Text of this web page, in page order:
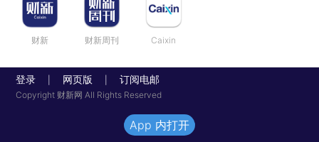
财新 财新周刊 Caixin
登录 网页版 订阅电邮
Copyright 财新网 All Rights Reserved
App 内打开